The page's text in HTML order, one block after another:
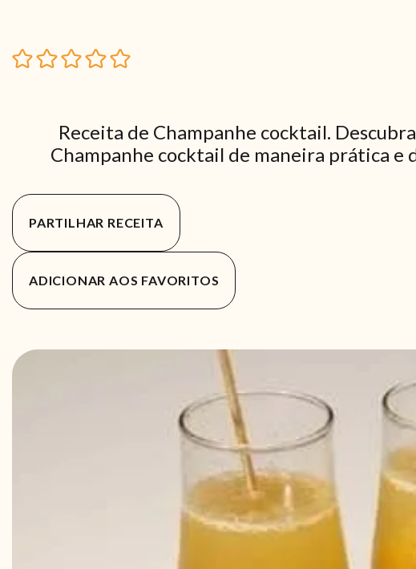
Receita de Champanhe cocktail.
Champanhe cocktail de maneira prática e
PARTILHAR RECEITA
ADICIONAR AOS FAVORITOS